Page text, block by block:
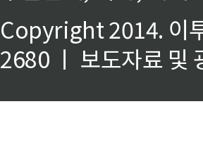
Copyright 2014. 이
2680 ㅣ 보도자료